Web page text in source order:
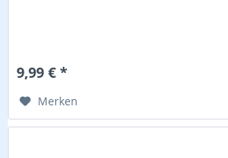
9,99 € *
Merken